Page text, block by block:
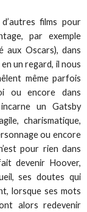
films pour
par exemple
aux Oscars), dans
un regard, il nous
même parfois
ou encore dans
un Gatsby
charismatique,
ou encore
pour rien dans
devenir Hoover,
ses doutes qui
lorsque ses mots
alors redevenir